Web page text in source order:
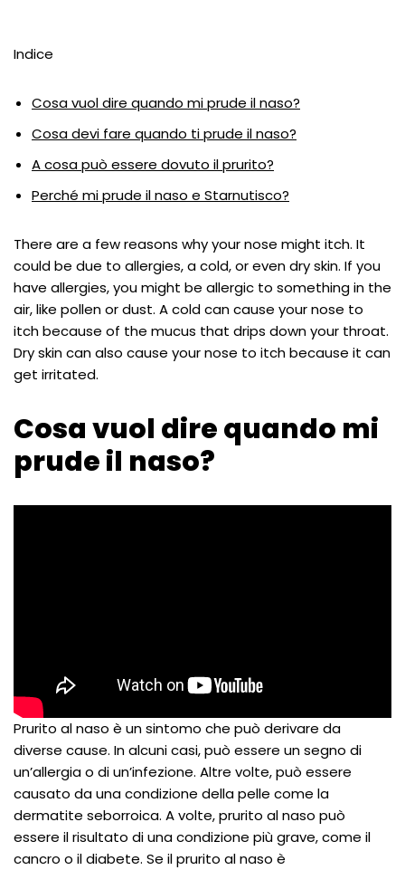
Indice
Cosa vuol dire quando mi prude il naso?
Cosa devi fare quando ti prude il naso?
A cosa può essere dovuto il prurito?
Perché mi prude il naso e Starnutisco?
There are a few reasons why your nose might itch. It
could be due to allergies, a cold, or even dry skin. If you
have allergies, you might be allergic to something in the
air, like pollen or dust. A cold can cause your nose to
itch because of the mucus that drips down your throat.
Dry skin can also cause your nose to itch because it can
get irritated.
Cosa vuol dire quando mi
prude il naso?
Prurito al naso è un sintomo che può derivare da
diverse cause. In alcuni casi, può essere un segno di
un’allergia o di un’infezione. Altre volte, può essere
causato da una condizione della pelle come la
dermatite seborroica. A volte, prurito al naso può
essere il risultato di una condizione più grave, come il
cancro o il diabete. Se il prurito al naso è